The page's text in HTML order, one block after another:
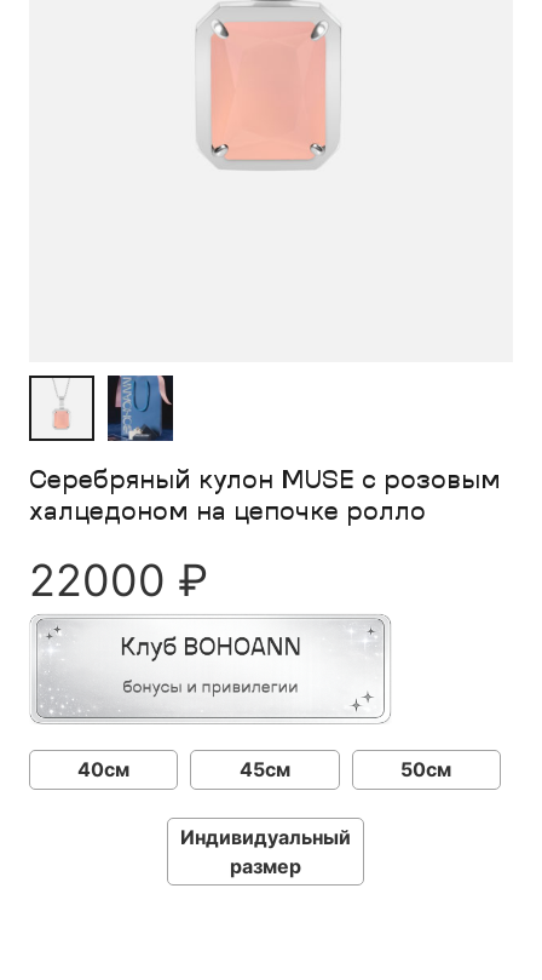
Серебряный кулон MUSE с розовым
халцедоном на цепочке ролло
22000 ₽
40см 45см 50см
Индивидуальный
размер